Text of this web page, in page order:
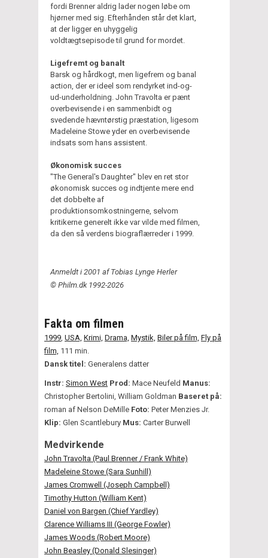
fordi Brenner aldrig lader nogen løbe om
hjørner med sig. Efterhånden står det klart,
at der ligger en uhyggelig
voldtægtsepisode til grund for mordet.
Ligefremt og banalt
Barsk og hårdkogt, men ligefrem og banal
action, der er ideel som rendyrket ind-og-
ud-underholdning. John Travolta er pænt
overbevisende i en sammenbidt og
svedende hævntørstig præstation, ligesom
Madeleine Stowe yder en overbevisende
indsats som hans assistent.
Økonomisk succes
"The General's Daughter" blev en ret stor
økonomisk succes og indtjente mere end
det dobbelte af
produktionsomkostningerne, selvom
kritikerne generelt ikke var vilde med filmen,
da den så verdens biograflærreder i 1999.
Anmeldt i 2001 af Tobias Lynge Herler
© Philm.dk 1992-2026
Fakta om filmen
1999 USA, Krimi, Drama, Mystik, Biler på film, Fly på
film, 111 min.
Dansk titel: Generalens datter
Instr: Simon West Prod: Mace Neufeld Manus:
Christopher Bertolini, William Goldman Baseret på:
roman af Nelson DeMille Foto: Peter Menzies Jr.
Klip: Glen Scantlebury Mus: Carter Burwell
Medvirkende
John Travolta (Paul Brenner / Frank White)
Madeleine Stowe (Sara Sunhill)
James Cromwell (Joseph Campbell)
Timothy Hutton (William Kent)
Daniel von Bargen (Chief Yardley)
Clarence Williams III (George Fowler)
James Woods (Robert Moore)
John Beasley (Donald Slesinger)